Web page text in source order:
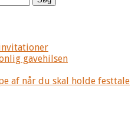
gavehilsen
af når du skal holde festtale